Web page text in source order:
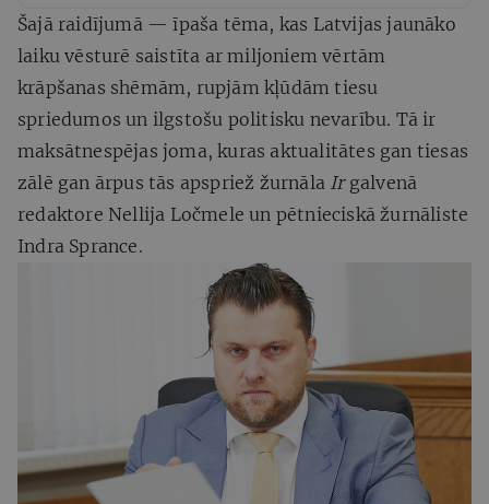
Šajā raidījumā — īpaša tēma, kas Latvijas jaunāko
laiku vēsturē saistīta ar miljoniem vērtām
krāpšanas shēmām, rupjām kļūdām tiesu
spriedumos un ilgstošu politisku nevarību. Tā ir
maksātnespējas joma, kuras aktualitātes gan tiesas
zālē gan ārpus tās apspriež žurnāla Irgalvenā
redaktore Nellija Ločmele un pētnieciskā žurnāliste
Indra Sprance.